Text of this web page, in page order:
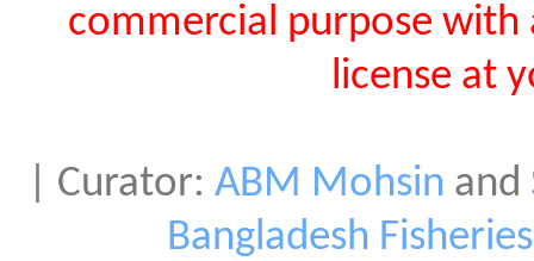
commercial purpose
license at
| Curator: ABM Mohsin and
Bangladesh